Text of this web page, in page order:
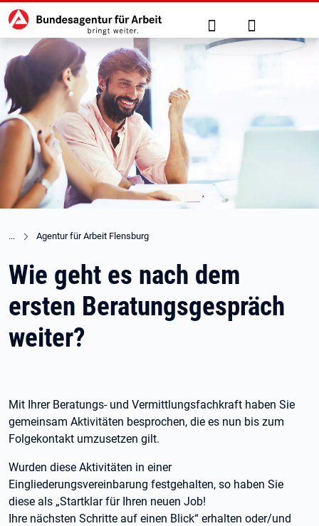
zu den Hauptinhalten springen
Hauptnavigation Suche Anmelden
Agentur für Arbeit Flensburg
Wie geht es nach dem
ersten Beratungsgespräch
weiter?
Mit Ihrer Beratungs- und Vermittlungsfachkraft haben Sie
gemeinsam Aktivitäten besprochen, die es nun bis zum
Folgekontakt umzusetzen gilt.
Wurden diese Aktivitäten in einer
Eingliederungsvereinbarung festgehalten, so haben Sie
diese als „Startklar für Ihren neuen Job!
Ihre nächsten Schritte auf einen Blick“ erhalten oder/und